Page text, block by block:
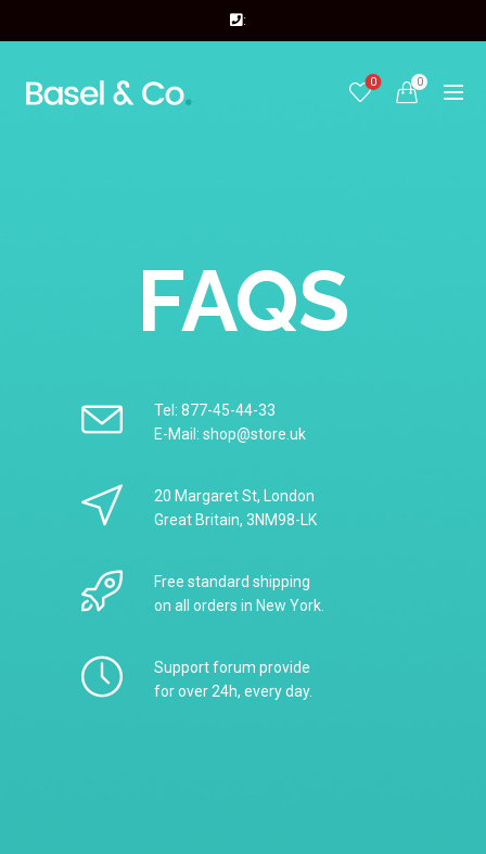
:
0 0
FAQS
Tel: 877-45-44-33
E-Mail: shop@store.uk
20 Margaret St, London
Great Britain, 3NM98-LK
Free standard shipping
on all orders in New York.
Support forum provide
for over 24h, every day.